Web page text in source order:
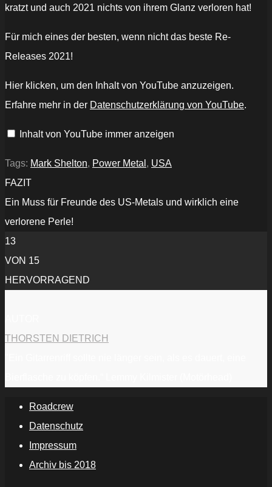
kratzt und auch 2021 nichts von ihrem Glanz verloren hat!
Für mich eines der besten, wenn nicht das beste Re-
Releases 2021!
„STYGIAN
SHORE
Ultra
von
Hier klicken, um den Inhalt von YouTube anzuzeigen.
Erfahre mehr in der Datenschutzerklärung von YouTube.
Inhalt von YouTube immer anzeigen
Tags: Mark Shelton, Power Metal , USA
FAZIT
Ein Muss für Freunde des US-Metals und wirklich eine
verlorene Perle!
13
VON 15
HERVORRAGEND
THORSTEN DIETRICH
Roadcrew
Datenschutz
Impressum
Archiv bis 2018